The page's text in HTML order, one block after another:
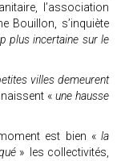
l’association
Bouillon, s’inquiète
plus incertaine sur le
villes demeurent
«une hausse
est bien « la
» les collectivités,